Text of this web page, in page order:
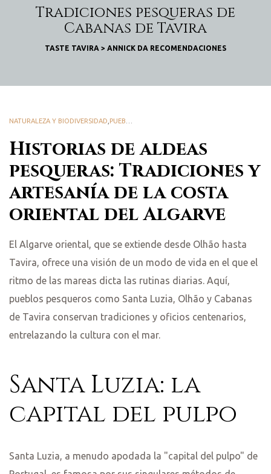
Tradiciones pesqueras de
Cabanas de Tavira
TASTE TAVIRA > ANNICK DA RECOMENDACIONES
Historias de aldeas
pesqueras: Tradiciones y
artesanía de la costa
oriental del Algarve
NATURALEZA Y BIODIVERSIDAD PUEBLOS
El Algarve oriental, que se extiende desde Olhão hasta
Tavira, ofrece una visión de un modo de vida en el que el
ritmo de las mareas dicta las rutinas diarias. Aquí,
pueblos pesqueros como Santa Luzia, Olhão y Cabanas
de Tavira conservan tradiciones y oficios centenarios,
entrelazando la cultura con el mar.
Santa Luzia: la
capital del pulpo
Santa Luzia, a menudo apodada la "capital del pulpo" de